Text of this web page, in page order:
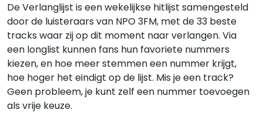
De Verlanglijst is een wekelijkse hitlijst samengesteld
door de luisteraars van NPO 3FM, met de 33 beste
tracks waar zij op dit moment naar verlangen. Via
een longlist kunnen fans hun favoriete nummers
kiezen, en hoe meer stemmen een nummer krijgt,
hoe hoger het eindigt op de lijst. Mis je een track?
Geen probleem, je kunt zelf een nummer toevoegen
als vrije keuze.